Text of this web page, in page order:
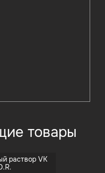
товары
раствор VK